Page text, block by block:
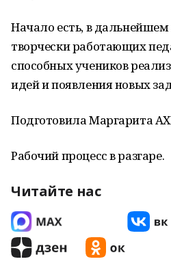
Начало есть, в
творчески работающих
способных учеников
идей и появления новых
Подготовила Маргарита
Рабочий процесс в разгаре.
Читайте нас